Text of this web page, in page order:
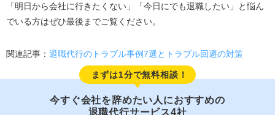
「明日から会社に行きたくない」「今日にでも退職したい」と悩ん
でいる方はぜひ最後までご覧ください。
関連記事： 退職代行のトラブル事例7選とトラブル回避の対策
まずは1分で無料相談！
今すぐ会社を辞めたい人におすすめの
退職代行サービス4社